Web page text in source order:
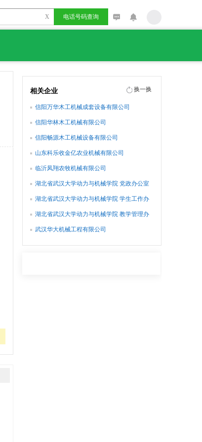
X 电话号码查询
相关企业 换一换
信阳万华木工机械成套设备有限公司
信阳华林木工机械有限公司
信阳畅源木工机械设备有限公司
山东科乐收金亿农业机械有限公司
临沂凤翔农牧机械有限公司
湖北省武汉大学动力与机械学院 党政办公室
湖北省武汉大学动力与机械学院 学生工作办
湖北省武汉大学动力与机械学院 教学管理办
武汉华大机械工程有限公司